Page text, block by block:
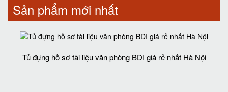
Sản phẩm mới nhất
Tủ đựng hồ sơ tài liệu văn phòng BDI giá rẻ nhất Hà Nội